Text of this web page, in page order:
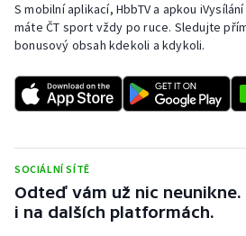
Rychlobruslení
Rychlostní kanoistika
Sportovní střelba
Stolní tenis
S mobilní aplikací, HbbTV a apkou
máte ČT sport vždy po ruce. Sledujte
bonusový obsah kdekoli a kdykoli.
SOCIÁLNÍ SÍTĚ
Odteď vám už nic
i na dalších platformách.